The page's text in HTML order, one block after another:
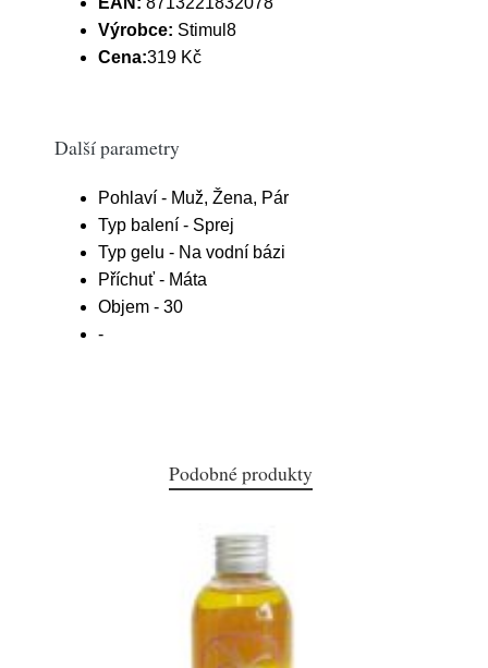
Výrobce: Stimul8
Cena:319 Kč
Další parametry
Pohlaví - Muž, Žena, Pár
Typ balení - Sprej
Typ gelu - Na vodní bázi
Příchuť - Máta
Objem - 30
-
Podobné produkty